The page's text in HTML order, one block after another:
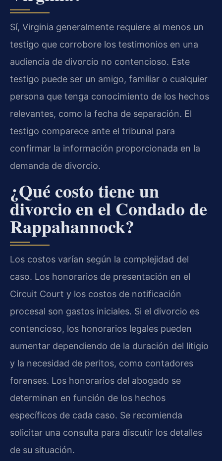
Sí, Virginia generalmente requiere al menos un
testigo que corrobore los testimonios en una
audiencia de divorcio no contencioso. Este
testigo puede ser un amigo, familiar o cualquier
persona que tenga conocimiento de los hechos
relevantes, como la fecha de separación. El
testigo comparece ante el tribunal para
confirmar la información proporcionada en la
demanda de divorcio.
¿Qué costo tiene un
divorcio en el Condado de
Rappahannock?
Los costos varían según la complejidad del
caso. Los honorarios de presentación en el
Circuit Court y los costos de notificación
procesal son gastos iniciales. Si el divorcio es
contencioso, los honorarios legales pueden
aumentar dependiendo de la duración del litigio
y la necesidad de peritos, como contadores
forenses. Los honorarios del abogado se
determinan en función de los hechos
específicos de cada caso. Se recomienda
solicitar una consulta para discutir los detalles
de su situación.